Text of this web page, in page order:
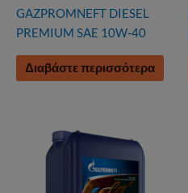
GAZPROMNEFT DIESEL
PREMIUM SAE 10W-40
Διαβάστε περισσότερα